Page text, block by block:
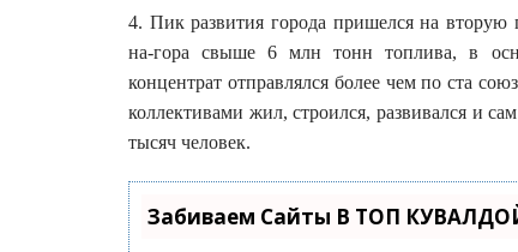
4. Пик развития города пришелся на
на-гора свыше 6 млн тонн топлива, в
концентрат отправлялся более чем по ста
коллективами жил, строился, развивался и
тысяч человек.
Забиваем Сайты В ТОП